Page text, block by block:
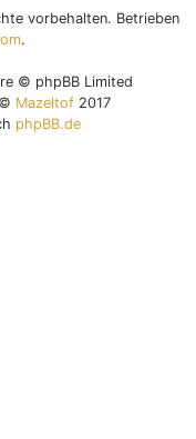
vorbehalten. Betrieben
.
© phpBB Limited
Mazeltof2017
phpBB.de